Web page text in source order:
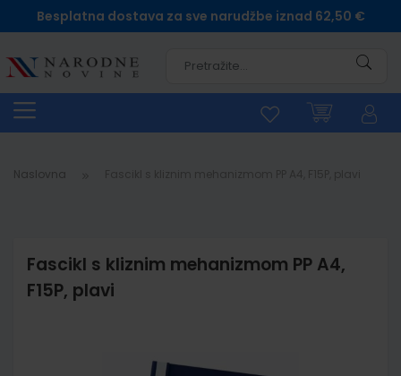
Besplatna dostava za sve narudžbe iznad 62,50 €
Naslovna
Fascikl s kliznim mehanizmom PP A4,
F15P, plavi